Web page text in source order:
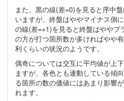
また、黒の線(差=0)を見ると序中
いますが、終盤はややマイナス側
の線(差=+1)を見ると終盤はややプ
の方が打つ箇所数が多ければやや
利くらいの状況のようです。
偶奇については交互に平均値が上
ますが、各色とも連動している傾
る箇所の数の価値にはあまり影響
れます。